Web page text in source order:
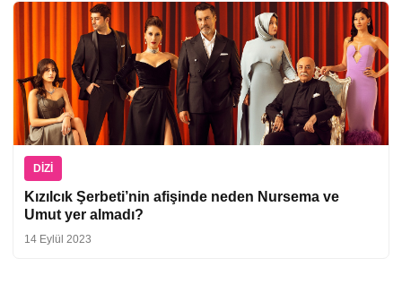
DIZI
Kızılcık Şerbeti’nin afişinde neden Nursema ve
Umut yer almadı?
14 Eylül 2023